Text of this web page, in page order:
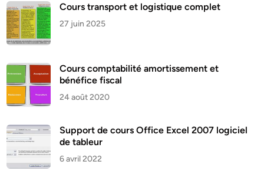
Cours transport et logistique complet
27 juin 2025
Cours comptabilité amortissement et
bénéfice fiscal
24 août 2020
Support de cours Office Excel 2007 logiciel
de tableur
6 avril 2022